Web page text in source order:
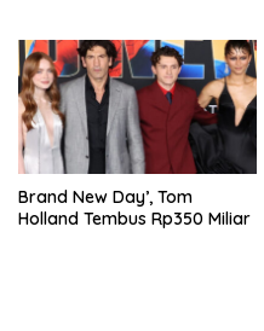
Brand New Day’, Tom
Holland Tembus Rp350 Miliar